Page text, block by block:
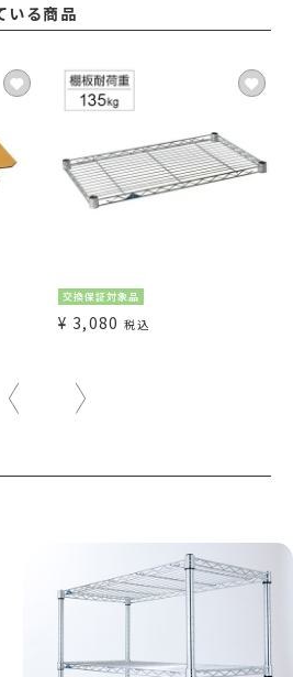
いる商品
交換保証対象品
¥ 3,080 税込